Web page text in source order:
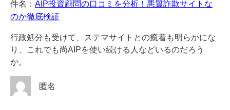
件名： AIP投資顧問の口コミを分析！悪質詐欺サイトな
のか徹底検証
行政処分も受けて、ステマサイトとの癒着も明らかにな
り、これでも尚AIPを使い続ける人などいるのだろう
か。
匿名